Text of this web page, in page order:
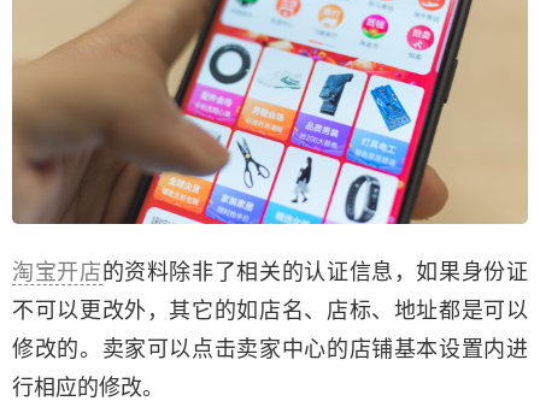
淘宝开店的资料除非了相关的认证信息，如果身份证
不可以更改外，其它的如店名、店标、地址都是可以
修改的。卖家可以点击卖家中心的店铺基本设置内进
行相应的修改。